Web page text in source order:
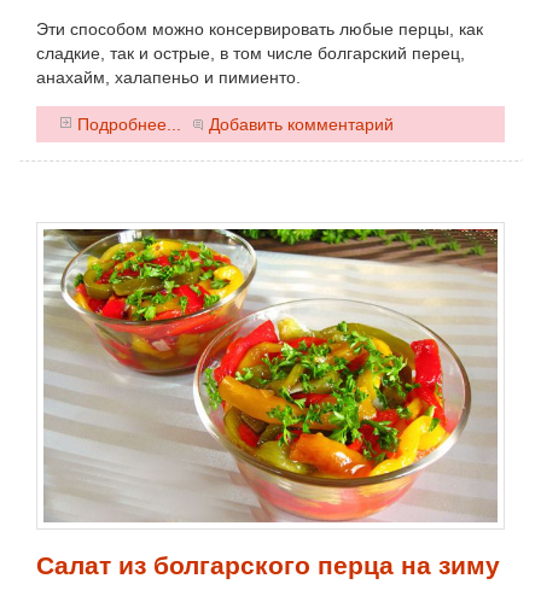
Эти способом можно консервировать любые перцы, как
сладкие, так и острые, в том числе болгарский перец,
анахайм, халапеньо и пимиенто.
Подробнее... Добавить комментарий
Салат из болгарского перца на зиму